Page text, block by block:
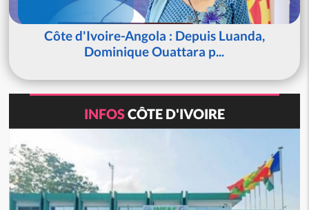
Côte d'Ivoire-Angola : Depuis Luanda,
Dominique Ouattara p...
INFOSCÔTE D'IVOIRE